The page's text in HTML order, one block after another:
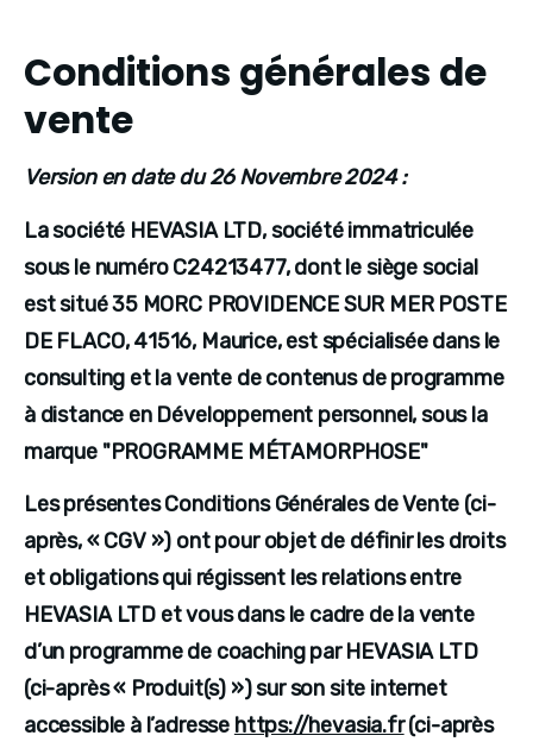
Conditions générales de
vente
Version en date du 26 Novembre 2024 :
La société HEVASIA LTD, société immatriculée
sous le numéro C24213477, dont le siège social
est situé 35 MORC PROVIDENCE SUR MER POSTE
DE FLACO, 41516, Maurice, est spécialisée dans le
consulting et la vente de contenus de programme
à distance en Développement personnel, sous la
marque "PROGRAMME MÉTAMORPHOSE"
Les présentes Conditions Générales de Vente (ci-
après, « CGV ») ont pour objet de définir les droits
et obligations qui régissent les relations entre
HEVASIA LTD et vous dans le cadre de la vente
d’un programme de coaching par HEVASIA LTD
(ci-après « Produit(s) ») sur son site internet
accessible à l’adresse https://hevasia.fr (ci-après